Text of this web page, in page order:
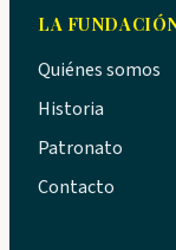
LA
Quiénes somos
Historia
Patronato
Contacto